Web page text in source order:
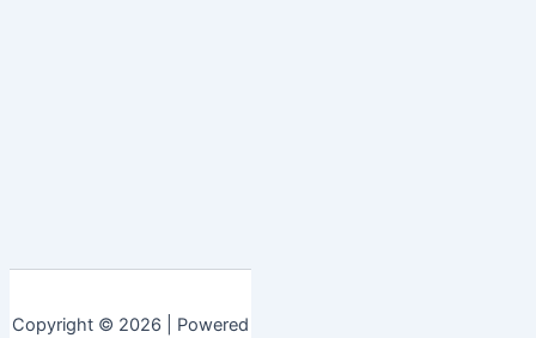
Copyright © 2026 | Powered